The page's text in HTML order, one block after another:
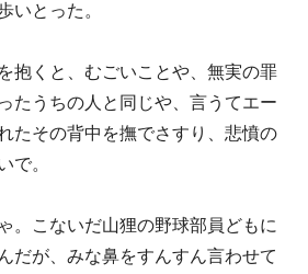
いとった。
抱くと、むごいことや、無実の罪
たうちの人と同じや、言うてエー
たその背中を撫でさすり、悲憤の
で。
。こないだ山狸の野球部員どもに
だが、みな鼻をすんすん言わせて